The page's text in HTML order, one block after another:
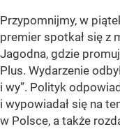
Przypomnijmy, w
premier spotkał się z
Jagodna, gdzie
Plus. Wydarzenie
i wy”. Polityk
i wypowiadał się na
w Polsce, a także